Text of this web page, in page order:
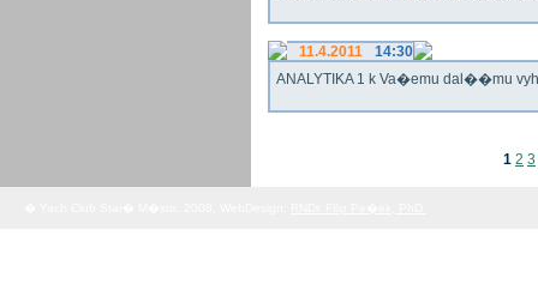
11.4.2011
14:30
ANALYTIKA 1 k Va�emu dal��mu
1 2 3